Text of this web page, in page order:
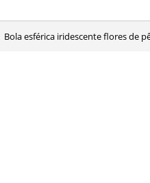
Bola esférica iridescente flores de